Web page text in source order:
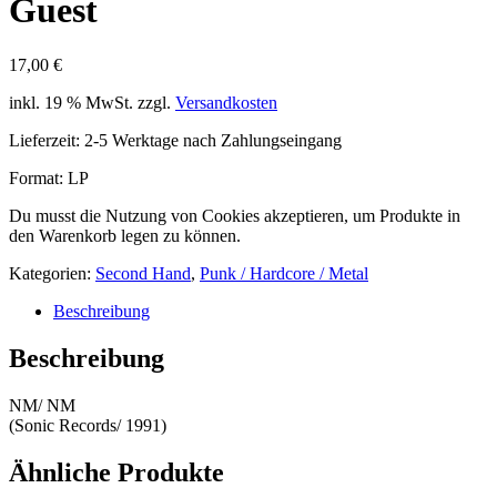
Guest
17,00 €
inkl. 19 % MwSt. zzgl. Versandkosten
Lieferzeit: 2-5 Werktage nach Zahlungseingang
Format: LP
Du musst die Nutzung von Cookies akzeptieren, um Produkte in
den Warenkorb legen zu können.
Kategorien: Second Hand, Punk / Hardcore / Metal
Beschreibung
Beschreibung
NM/ NM
(Sonic Records/ 1991)
Ähnliche Produkte